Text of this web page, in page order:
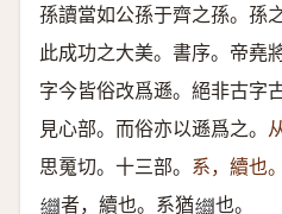
孫讀當如公孫于齊之孫。孫
此成功之大美。書序。帝堯
字今皆俗改爲遜。絕非古字
見心部。而俗亦以遜爲之。
思䰟切。十三部。 系，續也。
者，續也。系猶 也。